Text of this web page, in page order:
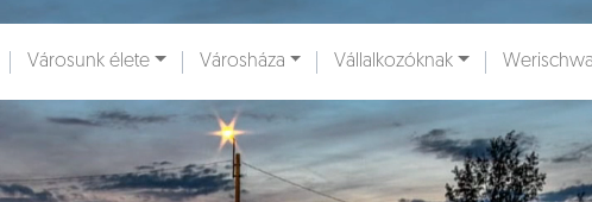
Városunk élete Városháza Vállalkozóknak